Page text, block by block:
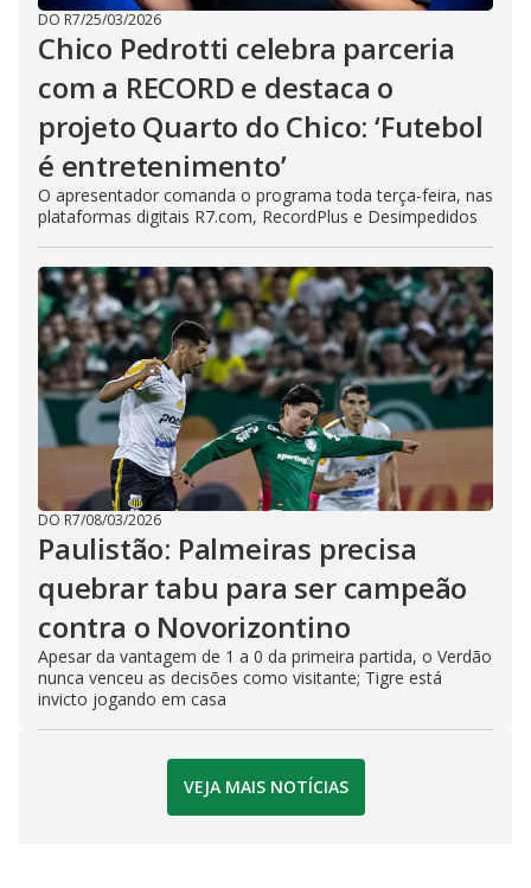
DO R7/25/03/2026
Chico Pedrotti celebra parceria
com a RECORD e destaca o
projeto Quarto do Chico: ‘Futebol
é entretenimento’
O apresentador comanda o programa toda terça-feira, nas
plataformas digitais R7.com, RecordPlus e Desimpedidos
DO R7/08/03/2026
Paulistão: Palmeiras precisa
quebrar tabu para ser campeão
contra o Novorizontino
Apesar da vantagem de 1 a 0 da primeira partida, o Verdão
nunca venceu as decisões como visitante; Tigre está
invicto jogando em casa
VEJA MAIS NOTÍCIAS